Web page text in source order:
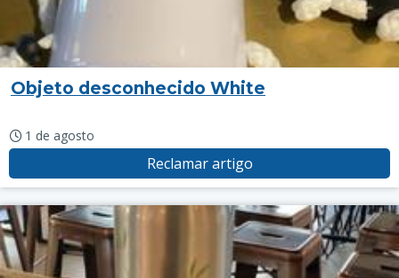
Objeto desconhecido White
1 de agosto
Reclamar artigo